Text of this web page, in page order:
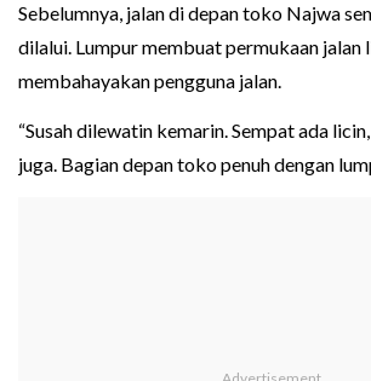
Sebelumnya, jalan di depan toko Najwa
dilalui. Lumpur membuat permukaan jalan
membahayakan pengguna jalan.
“Susah dilewatin kemarin. Sempat ada
juga. Bagian depan toko penuh dengan